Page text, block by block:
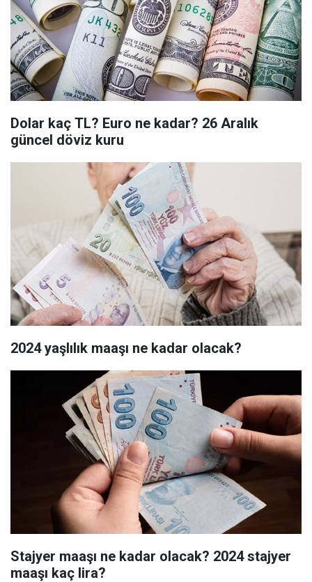
Dolar kaç TL? Euro ne kadar? 26 Aralık
güncel döviz kuru
2024 yaşlılık maaşı ne kadar olacak?
Stajyer maaşı ne kadar olacak? 2024 stajyer
maaşı kaç lira?